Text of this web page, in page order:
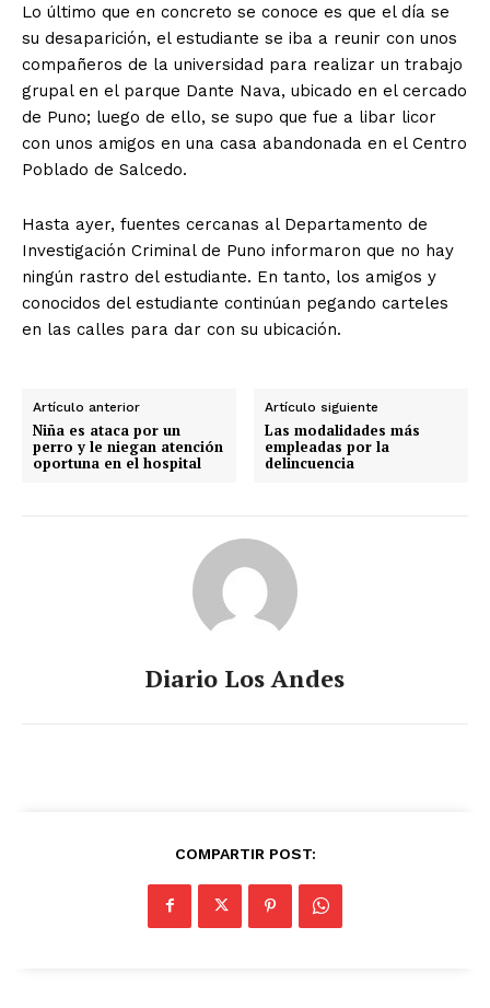
Lo último que en concreto se conoce es que el día se
su desaparición, el estudiante se iba a reunir con unos
compañeros de la universidad para realizar un trabajo
grupal en el parque Dante Nava, ubicado en el cercado
de Puno; luego de ello, se supo que fue a libar licor
con unos amigos en una casa abandonada en el Centro
Poblado de Salcedo.
Hasta ayer, fuentes cercanas al Departamento de
Investigación Criminal de Puno informaron que no hay
ningún rastro del estudiante. En tanto, los amigos y
conocidos del estudiante continúan pegando carteles
en las calles para dar con su ubicación.
Artículo anterior
Niña es ataca por un
perro y le niegan atención
oportuna en el hospital
Artículo siguiente
Las modalidades más
empleadas por la
delincuencia
Diario Los Andes
COMPARTIR POST: